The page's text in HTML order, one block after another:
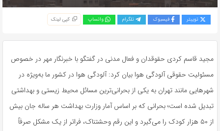
توییتر فیسبوک تلگرام واتساپ کپی لینک
مجید قاسم کردی حقوقدان و فعال مدنی در گفتگو با خبرنگار مهر در خصوص
مسئولیت حقوقی آلودگی هوا بیان کرد: آلودگی هوا در کشور ما به‌ویژه در
شهرهایی مانند تهران به یکی از بحرانی‌ترین مسائل محیط زیستی و بهداشتی
تبدیل شده است؛ بحرانی که بر اساس آمار وزارت بهداشت هر ساله جان بیش
از ۵۰ هزار کودک را می‌گیرد و این رقم وحشتناک، فراتر از یک مشکل صرفاً